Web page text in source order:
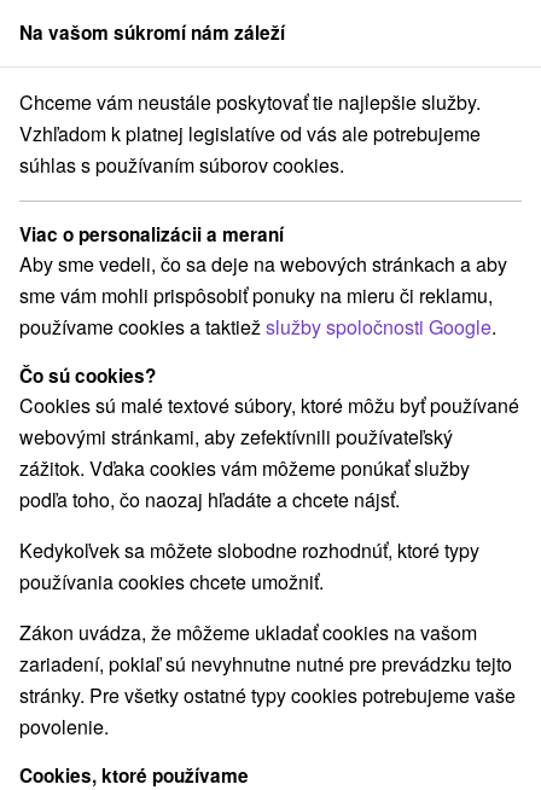
člen skupinySorger
Ubytovanie na Slovensku Slovenský Raj
Ubytovanie v Slovenskom raji
Kategórie
Všetky kategórie
Hotely(5) Apartmány(28)
Chaty na prenájom(101) Drevenice(18) Penzióny(34)
Priváty (18) Ubytovne
Vyberte lokalitu alebo termín
Hrabušice(41) Smižany(33) Zobraziť všetky
VŠETKY TOP - NAJPREDÁVANEJŠIE
Na vašom súkromí nám záleží
Chceme vám neustále poskytovať tie najlepšie služby.
Vzhľadom k platnej legislatíve od vás ale potrebujeme
súhlas s používaním súborov cookies.
Viac o personalizácii a meraní
Aby sme vedeli, čo sa deje na webových stránkach a aby
sme vám mohli prispôsobiť ponuky na mieru či reklamu,
používame cookies a taktiežslužby spoločnosti Google.
Čo sú cookies?
Cookies sú malé textové súbory, ktoré môžu byť používané
webovými stránkami, aby zefektívnili používateľský
zážitok. Vďaka cookies vám môžeme ponúkať služby
podľa toho, čo naozaj hľadáte a chcete nájsť.
Kedykoľvek sa môžete slobodne rozhodnúť, ktoré typy
používania cookies chcete umožniť.
Zákon uvádza, že môžeme ukladať cookies na vašom
zariadení, pokiaľ sú nevyhnutne nutné pre prevádzku tejto
stránky. Pre všetky ostatné typy cookies potrebujeme vaše
povolenie.
Cookies, ktoré používame